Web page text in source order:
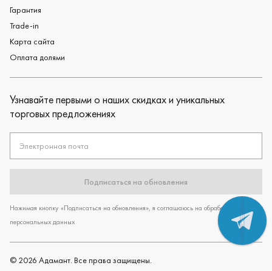
Гарантия
Trade-in
Карта сайта
Оплата долями
Узнавайте первыми о наших скидках и уникальных
торговых предложениях
Электронная почта
Подписаться на обновления
Нажимая кнопку «Подписаться на обновления», я соглашаюсь на обработку
персональных данных
© 2026 Адамант. Все права защищены.